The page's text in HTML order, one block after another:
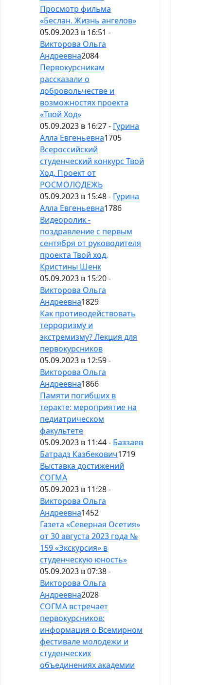
Просмотр фильма
«Беслан. Жизнь ангелов»
05.09.2023 в 16:51 -
Викторова Ольга
Андреевна2084
Первокурсникам
рассказали о
добровольчестве и
возможностях проекта
«Твой Ход»
05.09.2023 в 16:27 - Гурина
Алла Евгеньевна1705
Всероссийский
студенческий конкурс Твой
Ход. Проект от
РОСМОЛОДЕЖЬ
05.09.2023 в 15:48 - Гурина
Алла Евгеньевна1786
Видеоролик -
поздравление с первым
сентября от руководителя
проекта Твой ход,
Кристины Шенк
05.09.2023 в 15:20 -
Викторова Ольга
Андреевна1829
Как противодействовать
терроризму и
экстремизму? Лекция для
первокурсников
05.09.2023 в 12:59 -
Викторова Ольга
Андреевна1866
Памяти погибших в
теракте: мероприятие на
педиатрическом
факультете
05.09.2023 в 11:44 - Баззаев
Батрадз Казбекович1719
Выставка достижений
СОГМА
05.09.2023 в 11:28 -
Викторова Ольга
Андреевна1452
Газета «Северная Осетия»
от 30 августа 2023 года №
159 «Экскурсия» в
студенческую юность»
05.09.2023 в 07:38 -
Викторова Ольга
Андреевна2028
СОГМА встречает
первокурсников:
информация о Всемирном
фестивале молодежи и
студенческих
объединениях академии